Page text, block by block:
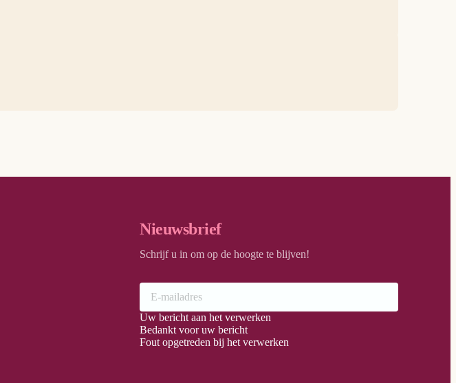
Nieuwsbrief
Schrijf u in om op de hoogte te blijven!
Uw bericht aan het verwerken
Bedankt voor uw bericht
Fout opgetreden bij het verwerken